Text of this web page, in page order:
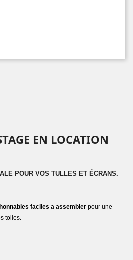
EN LOCATION
POUR VOS TULLES ET ÉCRANS.
faciles a assembler pour une
toiles.